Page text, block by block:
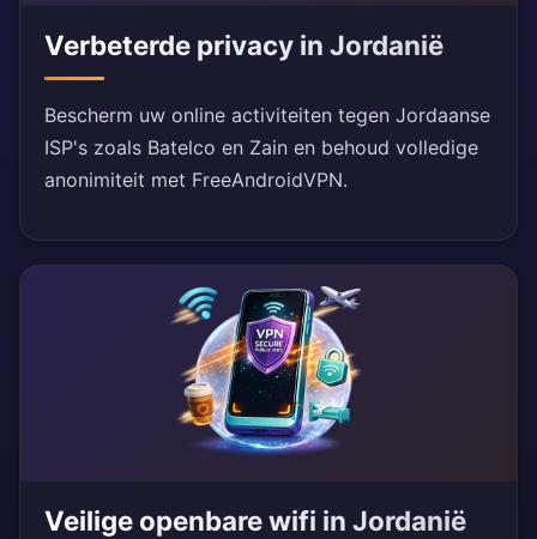
Verbeterde privacy in Jordanië
Bescherm uw online activiteiten tegen Jordaanse
ISP's zoals Batelco en Zain en behoud volledige
anonimiteit met FreeAndroidVPN.
Veilige openbare wifi in Jordanië